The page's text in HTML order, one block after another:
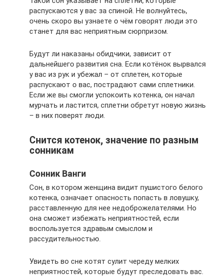
распускаются у вас за спиной. Не волнуйтесь,
очень скоро вы узнаете о чём говорят люди это
станет для вас неприятным сюрпризом.
Будут ли наказаны обидчики, зависит от
дальнейшего развития сна. Если котёнок вырвался
у вас из рук и убежал – от сплетен, которые
распускают о вас, пострадают сами сплетники.
Если же вы смогли успокоить котенка, он начал
мурчать и ластится, сплетни обретут новую жизнь
– в них поверят люди.
Снится котенок, значение по разным
сонникам
Сонник Ванги
Сон, в котором женщина видит пушистого белого
котенка, означает опасность попасть в ловушку,
расставленную для нее недоброжелателями. Но
она сможет избежать неприятностей, если
воспользуется здравым смыслом и
рассудительностью.
Увидеть во сне котят сулит череду мелких
неприятностей, которые будут преследовать вас.